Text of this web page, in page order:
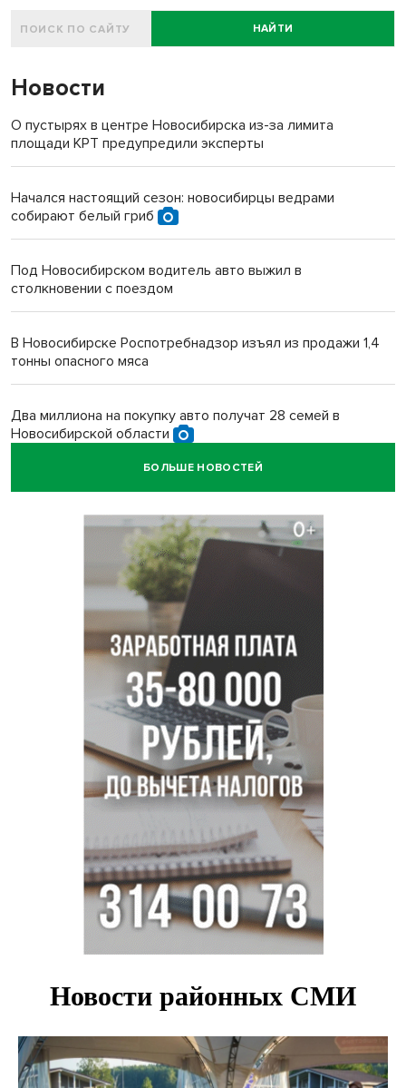
НАЙТИ
Новости
О пустырях в центре Новосибирска из-за лимита
площади КРТ предупредили эксперты
Начался настоящий сезон: новосибирцы ведрами
собирают белый гриб
Под Новосибирском водитель авто выжил в
столкновении с поездом
В Новосибирске Роспотребнадзор изъял из продажи 1,4
тонны опасного мяса
Два миллиона на покупку авто получат 28 семей в
Новосибирской области
БОЛЬШЕ НОВОСТЕЙ